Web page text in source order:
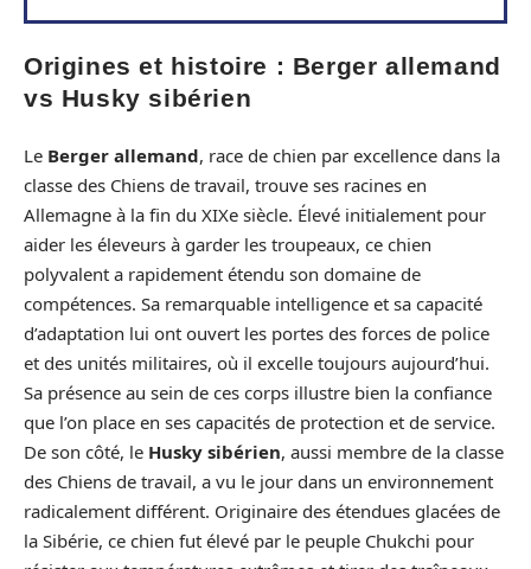
Origines et histoire : Berger allemand
vs Husky sibérien
Le Berger allemand, race de chien par excellence dans la
classe des Chiens de travail, trouve ses racines en
Allemagne à la fin du XIXe siècle. Élevé initialement pour
aider les éleveurs à garder les troupeaux, ce chien
polyvalent a rapidement étendu son domaine de
compétences. Sa remarquable intelligence et sa capacité
d’adaptation lui ont ouvert les portes des forces de police
et des unités militaires, où il excelle toujours aujourd’hui.
Sa présence au sein de ces corps illustre bien la confiance
que l’on place en ses capacités de protection et de service.
De son côté, le Husky sibérien, aussi membre de la classe
des Chiens de travail, a vu le jour dans un environnement
radicalement différent. Originaire des étendues glacées de
la Sibérie, ce chien fut élevé par le peuple Chukchi pour